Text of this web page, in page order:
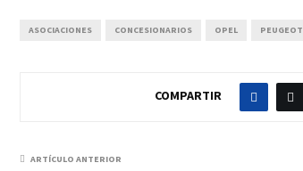
ASOCIACIONES CONCESIONARIOS OPEL PEUGEOT
COMPARTIR
ARTÍCULO ANTERIOR